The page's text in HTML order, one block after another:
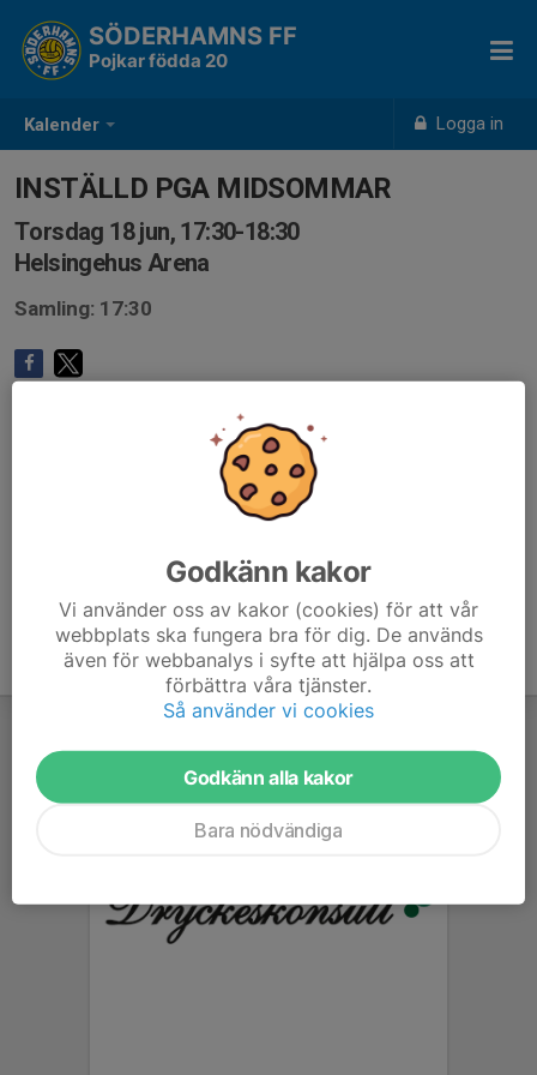
Kalender Logga in
SÖDERHAMNS FF
Pojkar födda 20
INSTÄLLD PGA MIDSOMMAR
Torsdag 18 jun, 17:30-18:30
Helsingehus Arena
Samling: 17:30
Godkänn kakor
Vi använder oss av kakor (cookies) för att vår
webbplats ska fungera bra för dig. De används
även för webbanalys i syfte att hjälpa oss att
förbättra våra tjänster.
Så använder vi cookies
Godkänn alla kakor
Bara nödvändiga